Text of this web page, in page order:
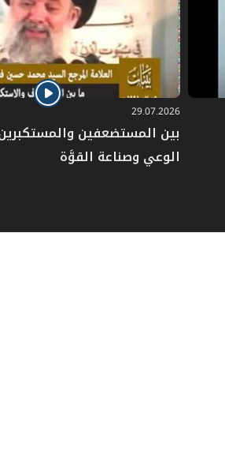
29.07.2026
بين المستضعفين
الوعي وصناعة القوَّة